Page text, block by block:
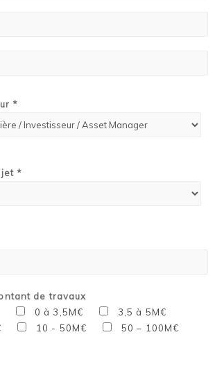
*
*
de travaux
0 à 3,5M€
3,5 à 5M€
10 - 50M€
50 – 100M€